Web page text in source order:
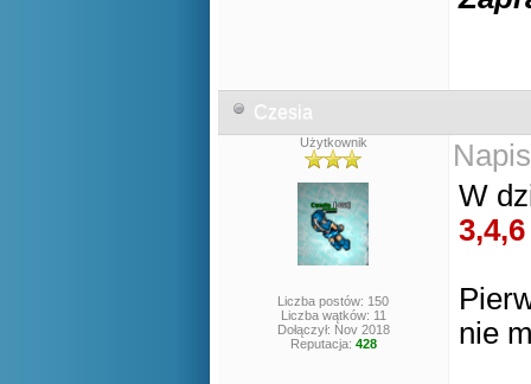
Czesia
Użytkownik
Liczba postów: 150
Liczba wątków: 11
Dołączył: Nov 2018
Reputacja: 428
W
3,4,6
nie